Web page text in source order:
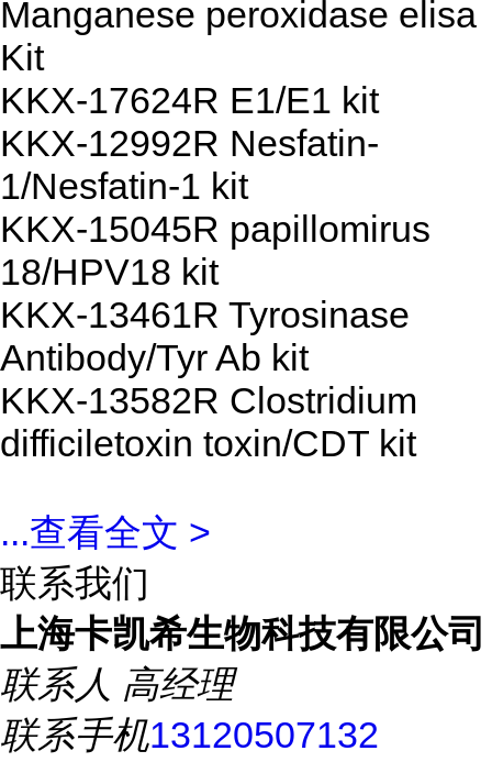
Manganese peroxidase elisa
Kit
KKX-17624R E1/E1 kit
KKX-12992R Nesfatin-
1/Nesfatin-1 kit
KKX-15045R papillomirus
18/HPV18 kit
KKX-13461R Tyrosinase
Antibody/Tyr Ab kit
KKX-13582R Clostridium
difficiletoxin toxin/CDT kit
...查看全文 >
联系我们
上海卡凯希生物科技有限公司
联系人 高经理
联系手机13120507132